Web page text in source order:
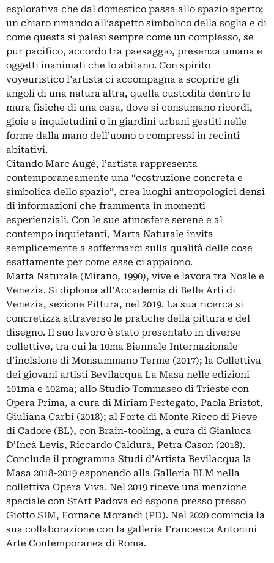
esplorativa che dal domestico passa allo spazio aperto;
un chiaro rimando all’aspetto simbolico della soglia e di
come questa si palesi sempre come un complesso, se
pur pacifico, accordo tra paesaggio, presenza umana e
oggetti inanimati che lo abitano. Con spirito
voyeuristico l’artista ci accompagna a scoprire gli
angoli di una natura altra, quella custodita dentro le
mura fisiche di una casa, dove si consumano ricordi,
gioie e inquietudini o in giardini urbani gestiti nelle
forme dalla mano dell’uomo o compressi in recinti
abitativi.
Citando Marc Augé, l'artista rappresenta
contemporaneamente una “costruzione concreta e
simbolica dello spazio”, crea luoghi antropologici densi
di informazioni che frammenta in momenti
esperienziali. Con le sue atmosfere serene e al
contempo inquietanti, Marta Naturale invita
semplicemente a soffermarci sulla qualità delle cose
esattamente per come esse ci appaiono.
Marta Naturale (Mirano, 1990), vive e lavora tra Noale e
Venezia. Si diploma all’Accademia di Belle Arti di
Venezia, sezione Pittura, nel 2019. La sua ricerca si
concretizza attraverso le pratiche della pittura e del
disegno. Il suo lavoro è stato presentato in diverse
collettive, tra cui la 10ma Biennale Internazionale
d’incisione di Monsummano Terme (2017); la Collettiva
dei giovani artisti Bevilacqua La Masa nelle edizioni
101ma e 102ma; allo Studio Tommaseo di Trieste con
Opera Prima, a cura di Miriam Pertegato, Paola Bristot,
Giuliana Carbi (2018); al Forte di Monte Ricco di Pieve
di Cadore (BL), con Brain-tooling, a cura di Gianluca
D’Incà Levis, Riccardo Caldura, Petra Cason (2018).
Conclude il programma Studi d’Artista Bevilacqua la
Masa 2018-2019 esponendo alla Galleria BLM nella
collettiva Opera Viva. Nel 2019 riceve una menzione
speciale con StArt Padova ed espone presso presso
Giotto SIM, Fornace Morandi (PD). Nel 2020 comincia la
sua collaborazione con la galleria Francesca Antonini
Arte Contemporanea di Roma.